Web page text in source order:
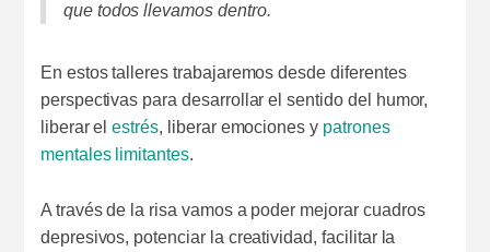
que todos llevamos dentro.
En estos talleres trabajaremos desde diferentes
perspectivas para desarrollar el sentido del humor,
liberar elestrés, liberar emociones y patrones
mentales limitantes.
A través de la risa vamos a poder mejorar cuadros
depresivos, potenciar la creatividad, facilitar la